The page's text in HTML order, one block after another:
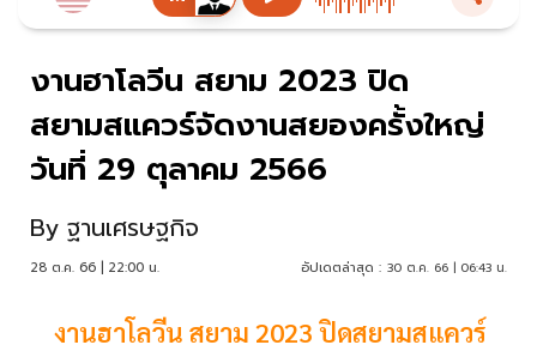
งานฮาโลวีน สยาม 2023 ปิด
สยามสแควร์จัดงานสยองครั้งใหญ่
วันที่ 29 ตุลาคม 2566
By ฐานเศรษฐกิจ
28 ต.ค. 66 | 22:00 น. อัปเดตล่าสุด : 30 ต.ค. 66 | 06:43 น.
งานฮาโลวีน สยาม 2023 ปิดสยามสแควร์